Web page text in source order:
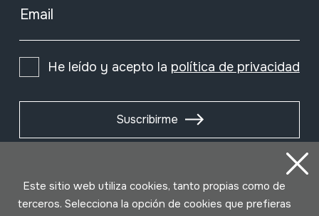
Email
He leído y acepto la política de privacidad
Suscribirme
Este sitio web utiliza cookies, tanto propias como de
terceros. Selecciona la opción de cookies que prefieras